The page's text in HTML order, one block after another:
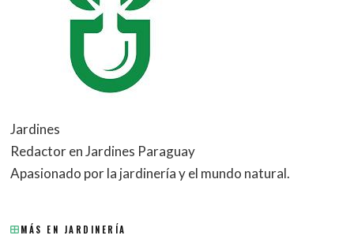
Jardines
Redactor en Jardines Paraguay
Apasionado por la jardinería y el mundo natural.
MÁS EN JARDINERÍA